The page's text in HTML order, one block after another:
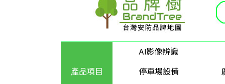
產品項目
AI影像辨識
停車場設備